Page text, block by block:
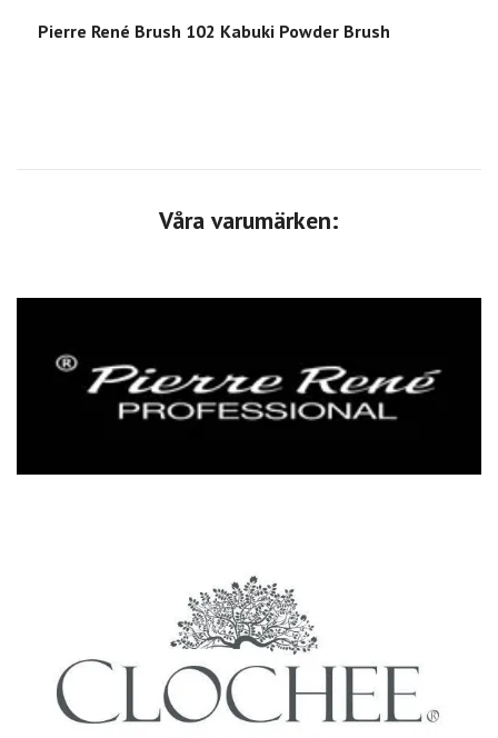
Våra varumärken:
Pierre René Brush 102 Kabuki Powder Brush